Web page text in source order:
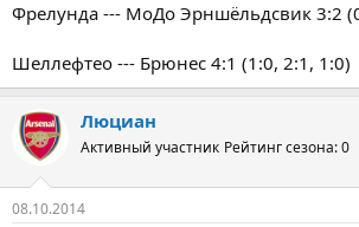
Фрелунда --- МоДо Эрншёльдсвик 3:2
Шеллефтео --- Брюнес 4:1 (1:0, 2:1, 1:0)
Люциан
Активный участник Рейтинг сезона: 0
08.10.2014